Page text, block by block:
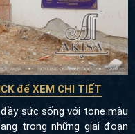
để XEM CHI TIẾT
sức sống với tone màu
trong những giai đoạn